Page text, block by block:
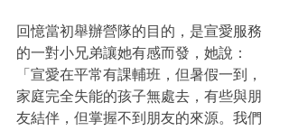
回憶當初舉辦營隊的目的，是宣愛服務
的一對小兄弟讓她有感而發，她說：
「宣愛在平常有課輔班，但暑假一到，
家庭完全失能的孩子無處去，有些與朋
友結伴，但掌握不到朋友的來源。我們